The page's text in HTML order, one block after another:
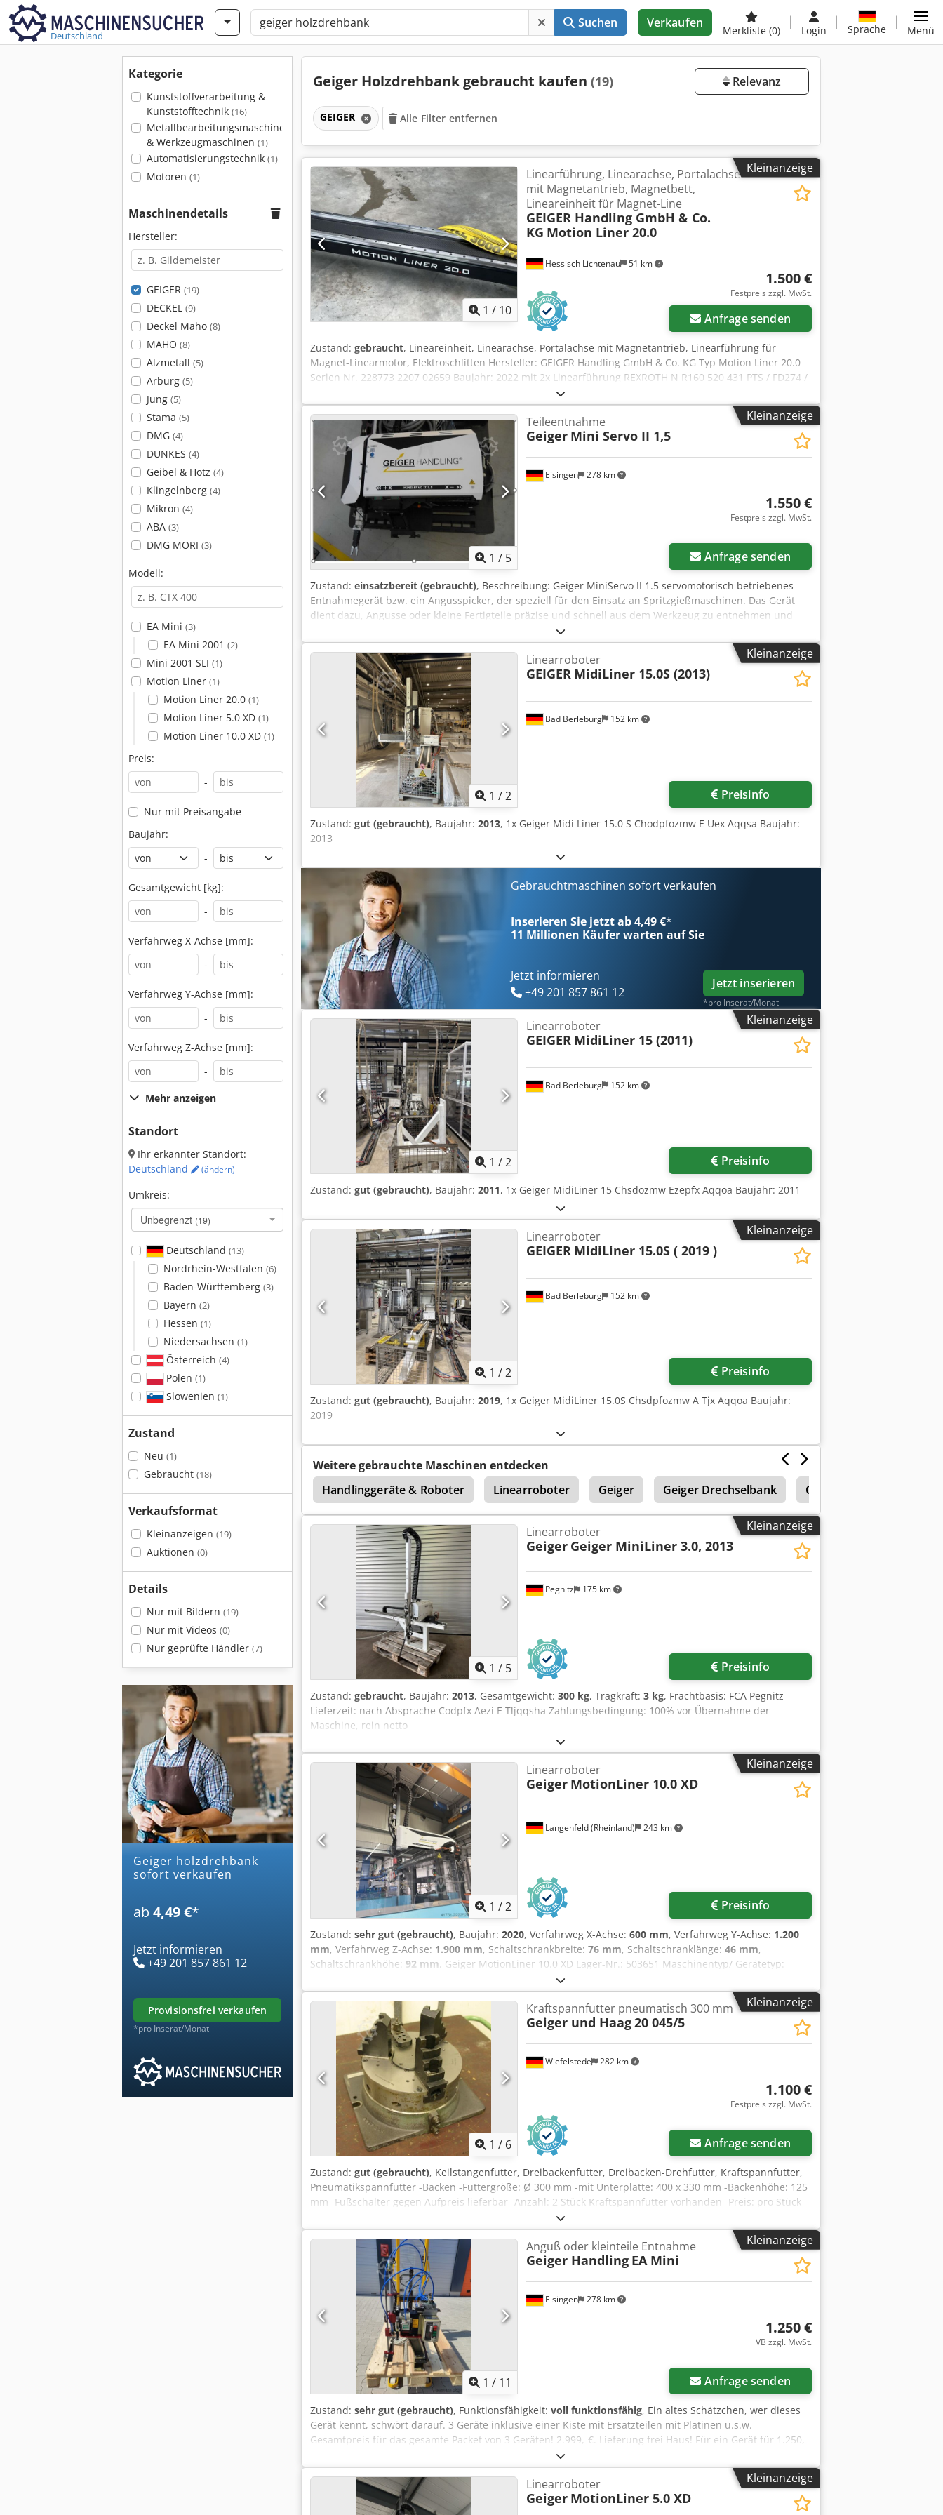
Deutschland
Suchen Verkaufen
Merkliste (0) Login Sprache Menü
Kategorie
Kunststoffverarbeitung &
Kunststofftechnik (16)
Metallbearbeitungsmaschinen
& Werkzeugmaschinen (1)
Automatisierungstechnik (1)
Motoren (1)
Maschinendetails
Hersteller:
GEIGER (19)
DECKEL (9)
Deckel Maho (8)
MAHO (8)
Alzmetall (5)
Arburg (5)
Jung (5)
Stama (5)
DMG (4)
DUNKES (4)
Geibel & Hotz (4)
Klingelnberg (4)
Mikron (4)
ABA (3)
DMG MORI (3)
Modell:
EA Mini (3)
EA Mini 2001 (2)
Mini 2001 SLI (1)
Motion Liner (1)
Motion Liner 20.0 (1)
Motion Liner 5.0 XD (1)
Motion Liner 10.0 XD (1)
Preis:
-
Nur mit Preisangabe
Baujahr:
-
Gesamtgewicht [kg]:
-
Verfahrweg X-Achse [mm]:
-
Verfahrweg Y-Achse [mm]:
-
Verfahrweg Z-Achse [mm]:
-
Mehr anzeigen
Standort
Ihr erkannter Standort:
Deutschland
(ändern)
Umkreis:
Unbegrenzt (19)
Deutschland (13)
Nordrhein-Westfalen (6)
Baden-Württemberg (3)
Bayern (2)
Hessen (1)
Niedersachsen (1)
Österreich (4)
Polen (1)
Slowenien (1)
Zustand
Neu (1)
Gebraucht (18)
Verkaufsformat
Kleinanzeigen (19)
Auktionen (0)
Details
Nur mit Bildern (19)
Nur mit Videos (0)
Nur geprüfte Händler (7)
geiger holzdrehbank
sofort verkaufen
ab 4,49 €*
Jetzt informieren
+49 201 857 861 12
provisionsfrei verkaufen
*pro Inserat/Monat
Geiger Holzdrehbank gebraucht kaufen (19) Relevanz
GEIGER Alle Filter entfernen
Kleinanzeige
1 / 10
Hessisch Lichtenau 51 km
Linearführung, Linearachse, Portalachse
mit Magnetantrieb, Magnetbett,
Lineareinheit für Magnet-Line
GEIGER Handling GmbH & Co.
KG Motion Liner 20.0
1.500 €
Festpreis zzgl. MwSt.
Anfrage senden
Zustand: gebraucht, Lineareinheit, Linearachse, Portalachse mit Magnetantrieb, Linearführung für
Magnet-Linearmotor, Elektroschlitten Hersteller: GEIGER Handling GmbH & Co. KG Typ Motion Liner 20.0
Serien Nr. 228773 2207 02659 Baujahr: 2022 mit 2x Linearführung REXROTH N R160 520 431 PTS / FD274 /
RO10 Länge der Führungsschiene: 3790 mm Länge des Grundkörper - Gesamtlänge: 3980 mm - Standard
Linearführung BOSCH REXROTH Serie R1605 - Führungsschiene 15 mm Chodezinxqopfx Aqqsa -
Grundkörperprofil aus Stahl 200 x 95 mm - Meßsystem mit Metallband RSF MS 40.x6 MK (Meßlänge 3440
mm) - Grundkörper mit Permanent-Magnetbett für Linearmotor Gesamtabmessung L x B x H: 3790 x 200 x
ca. 140 mm Gewicht: 162 kg (gewogen) sehr guter Zustand - neuwertig, unbenutzt aus Lagerbestand
Kleinanzeige
1 / 5
Eisingen 278 km
Teileentnahme
Geiger Mini Servo II 1,5
1.550 €
Festpreis zzgl. MwSt.
Anfrage senden
Zustand: einsatzbereit (gebraucht), Beschreibung: Geiger MiniServo II 1.5 servomotorisch betriebenes
Entnahmegerät bzw. ein Angusspicker, der speziell für den Einsatz an Spritzgießmaschinen. Das Gerät
dient dazu, Angusse oder kleine Fertigteile präzise und schnell aus dem Werkzeug zu entnehmen und
abzulegen. Schwenkachse (A): 0-105° Entformhub (X) 300 mm mit Linearführung und Zahnstange Vertikal-
/ Ausquerhub (Y/Z) 800 mm Linearführung und Zahnstange (Teile- und Greifergewicht bis max. 1,5 kg)
servomotorischer Antrieb der Hauptachsen Fallsicherung (Y) elektromechanisch Verschiebekonsole
Greifzange F Drehmodul B (pneumatisch) mit Anschlag 1 Druckluftkreis für Greifzange 1 Druckluftkreis für
Drehmodul B 1 Vakuumkreis mit Überwachung Gebtkoy Tn Rdsqqtioiu Programmierassistent zur
Programmierung von Standardentnahmeabläufen mit 1 Druck- und 1 Vakuumkreis
Schnittstellenanschluss Euromap 67 (Standard) Schnittstellen- und Netzkabel 5 m Ablage hinter und vor
der Maschine RAL 9016 weiß zusätzliche Steuerung HT7, Vakuumkreis und Konsolen Codpfxezpzhrs
Aqqsha Eingangsspannung: 230 V Da ich das Gerät nicht im Betrieb sehen konnte kann ich keine Garantie
übernehmen. Laut Instandhaltung ist es O.K. hatte aber 1 bis zwei mal pro Woche einen Hänger.
Hauptsvchalter aus und wieder ein dann ging er wieder. Also für Geisterschicht ungeeignet. Ich verkaufe
ihn deshalb als Ersatzteil.
Kleinanzeige
1 /2
Bad Berleburg 152 km
Linearroboter
GEIGER MidiLiner 15.0S (2013)
Preisinfo
Zustand: gut (gebraucht), Baujahr: 2013, 1x Geiger Midi Liner 15.0 S Chodpfozmw E Uex Aqqsa Baujahr:
2013
Gebrauchtmaschinen sofort verkaufen
Inserieren Sie jetzt ab 4,49 €*
11 Millionen Käufer warten auf Sie
Jetzt informieren
+49 201 857 861 12
Jetzt inserieren
*pro Inserat/Monat
Kleinanzeige
1 /2
Bad Berleburg 152 km
Linearroboter
GEIGER MidiLiner 15 (2011)
Preisinfo
Zustand: gut (gebraucht), Baujahr: 2011, 1x Geiger MidiLiner 15 Chsdozmw Ezepfx Aqqoa Baujahr: 2011
Kleinanzeige
1 /2
Bad Berleburg 152 km
Linearroboter
GEIGER MidiLiner 15.0S ( 2019 )
Preisinfo
Zustand: gut (gebraucht), Baujahr: 2019, 1x Geiger MidiLiner 15.0S Chsdpfozmw A Tjx Aqqoa Baujahr:
2019
Weitere gebrauchte Maschinen entdecken
Handlinggeräte & Roboter
Linearroboter Geiger Geiger Drechselbank Geiger Drehbank
Fuer Elektromotor Bevi Elektromotor
Kleinanzeige
1 / 5
Pegnitz 175 km
Linearroboter
Geiger Geiger MiniLiner 3.0, 2013
Preisinfo
Zustand: gebraucht, Baujahr: 2013, Gesamtgewicht: 300 kg, Tragkraft: 3 kg, Frachtbasis: FCA Pegnitz
Lieferzeit: nach Absprache Codpfx Aezi E Tljqqsha Zahlungsbedingung: 100% vor Übernahme der
Maschine, rein netto
Kleinanzeige
1 /2
Langenfeld (Rheinland) 243 km
Linearroboter
Geiger MotionLiner 10.0 XD
Preisinfo
Zustand: sehr gut (gebraucht), Baujahr: 2020, Verfahrweg X-Achse: 600 mm, Verfahrweg Y-Achse: 1.200
mm, Verfahrweg Z-Achse: 1.900 mm, Schaltschrankbreite: 76 mm, Schaltschranklänge: 46 mm,
Schaltschrankhöhe: 92 mm, Geiger MotionLiner 10.0 XD Lager-Nr.: 503651 Maschinentyp/ Gerätetyp:
Handling Hersteller: Geiger Typ: MotionLiner 10.0 XD Baujahr: 2020 Chsdpozhkn Eofx Aqqea
Handhabungsgewicht: 10 kg Hub X-Achse: 600 mm Hub Y-Achse: 1200 mm Hub Z-Achse: 1900 mm
Konsole Maße: 115cm x 20cm x 76cm Schaltschrankmaße: 76cm x 46cm x 92cm Schnittstelle: EUR 67
Zubehör: EASYTouch HT320Z
Kleinanzeige
1 / 6
Wiefelstede 282 km
Kraftspannfutter pneumatisch 300 mm
Geiger und Haag20 045/5
1.100 €
Festpreis zzgl. MwSt.
Anfrage senden
Zustand: gut (gebraucht), Keilstangenfutter, Dreibackenfutter, Dreibacken-Drehfutter, Kraftspannfutter,
Pneumatikspannfutter -Backen -Futtergröße: Ø 300 mm -mit Unterplatte: 400 x 330 mm -Backenhöhe: 125
mm -Fußschalter gegen Aufpreis lieferbar -Anzahl: 2 Stück Kraftspannfutter vorhanden -Preis: pro Stück
Cjdpfx Aqsb Ix Nisqjha -Abmessungen: 400/330/H285 mm -Gewicht: 84 kg
Kleinanzeige
1 / 11
Eisingen 278 km
Anguß oder kleinteile Entnahme
Geiger Handling EA Mini
1.250 €
VB zzgl. MwSt.
Anfrage senden
Zustand: sehr gut (gebraucht), Funktionsfähigkeit: voll funktionsfähig, Ein altes Schätzchen, wer dieses
Gerät kennt, schwört darauf. 3 Geräte inklusive einer Kiste mit Ersatzteilen mit Platinen u.s.w.
Gesamtpreis für das gesamte Packet von 3 Geräten! 2.999,-€. Lieferung frei Haus! Für ein Gerät für 1.250,-
Kleinanzeige
Linearroboter
Geiger MotionLiner 5.0 XD